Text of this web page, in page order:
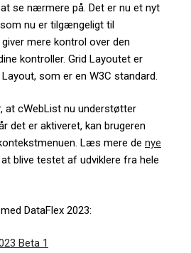
se nærmere på. Det er nu et nyt
nu er tilgængeligt til
mere kontrol over den
kontroller. Grid Layoutet er
som er en W3C standard.
at cWebList nu understøtter
det er aktiveret, kan brugeren
Læs mere de nye
blive testet af udviklere fra hele
DataFlex 2023:
Beta 1